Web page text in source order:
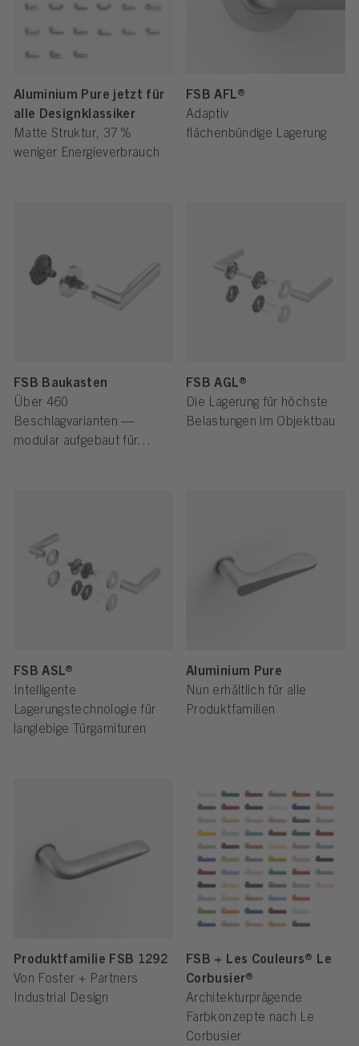
Aluminium Pure jetzt für
alle Designklassiker
Matte Struktur, 37 %
weniger Energieverbrauch
FSB AFL®
Adaptiv
flächenbündige Lagerung
FSB Baukasten
Über 460
Beschlagvarianten —
modular aufgebaut für
FSB AGL®
Die Lagerung für höchste
Belastungen im Objektbau
FSB ASL®
Intelligente
Lagerungstechnologie für
langlebige Türgarnituren
Aluminium Pure
Nun erhältlich für alle
Produktfamilien
Produktfamilie FSB 1292
Von Foster + Partners
Industrial Design
FSB + Les Couleurs® Le
Corbusier®
Architekturprägende
Farbkonzepte nach Le
Corbusier